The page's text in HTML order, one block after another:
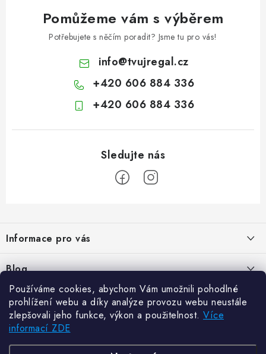
Používáme cookies, abychom Vám umožnili pohodlné
prohlížení webu a díky analýze provozu webu neustále
zlepšovali jeho funkce, výkon a použitelnost. Více
informací ZDE
Pomůžeme vám s výběrem
Potřebujete s něčím poradit? Jsme tu pro vás!
info@tvujregal.cz
+420 606 884 336
+420 606 884 336
p
a
t
Informace pro vás
Kontakty
Hodnocení obchodu
Reklamace zboží
Odstoupení od kupní smlouvy
Blog
Jak vybrat poštovní schránku?
21.5.2024
Zajistěte si bohatou úrodu. Začněte s přípravou sazenic
6.3.2024
Facebook
TvujRegal.cz
Novinky